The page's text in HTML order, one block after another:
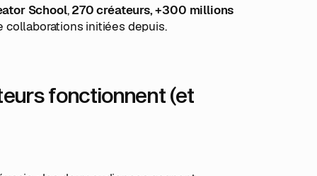
School,270 créateurs, +300 millions
collaborations initiées depuis.
fonctionnent (et